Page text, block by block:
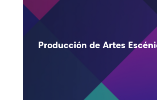
Producción de Artes